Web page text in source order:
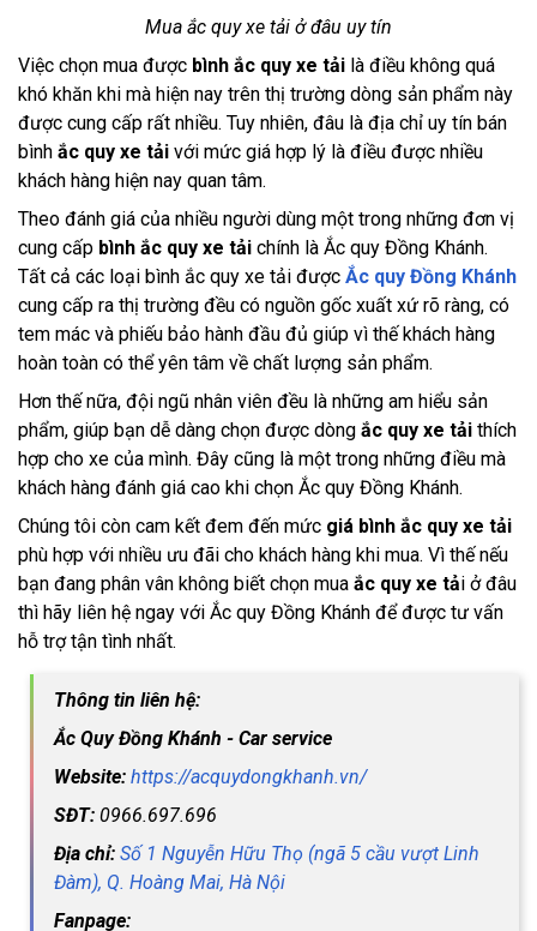
Mua ắc quy xe tải ở đâu uy tín
Việc chọn mua được bình ắc quy xe tải là điều không quá
khó khăn khi mà hiện nay trên thị trường dòng sản phẩm này
được cung cấp rất nhiều. Tuy nhiên, đâu là địa chỉ uy tín bán
bình ắc quy xe tải với mức giá hợp lý là điều được nhiều
khách hàng hiện nay quan tâm.
Theo đánh giá của nhiều người dùng một trong những đơn vị
cung cấp bình ắc quy xe tải chính là Ắc quy Đồng Khánh.
Tất cả các loại bình ắc quy xe tải được Ắc quy Đồng Khánh
cung cấp ra thị trường đều có nguồn gốc xuất xứ rõ ràng, có
tem mác và phiếu bảo hành đầu đủ giúp vì thế khách hàng
hoàn toàn có thể yên tâm về chất lượng sản phẩm.
Hơn thế nữa, đội ngũ nhân viên đều là những am hiểu sản
phẩm, giúp bạn dễ dàng chọn được dòng ắc quy xe tải thích
hợp cho xe của mình. Đây cũng là một trong những điều mà
khách hàng đánh giá cao khi chọn Ắc quy Đồng Khánh.
Chúng tôi còn cam kết đem đến mức giá bình ắc quy xe tải
phù hợp với nhiều ưu đãi cho khách hàng khi mua. Vì thế nếu
bạn đang phân vân không biết chọn mua ắc quy xe tải ở đâu
thì hãy liên hệ ngay với Ắc quy Đồng Khánh để được tư vấn
hỗ trợ tận tình nhất.
Thông tin liên hệ:
Ắc Quy Đồng Khánh - Car service
Website: https://acquydongkhanh.vn/
SĐT: 0966.697.696
Địa chỉ: Số 1 Nguyễn Hữu Thọ (ngã 5 cầu vượt Linh
Đàm), Q. Hoàng Mai, Hà Nội
Fanpage: